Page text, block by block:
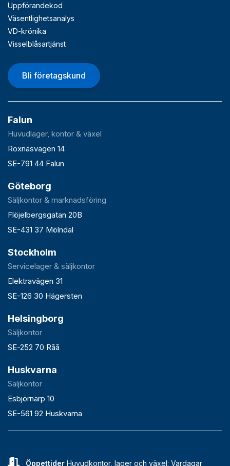
Uppförandekod
Väsentlighetsanalys
VD-krönika
Visselblåsartjänst
Bli företagskund
Falun
Huvudlager, kontor & växel
Roxnäsvägen 14
SE-791 44 Falun
Göteborg
Säljkontor & marknadsföring
Flöjelbergsgatan 20B
SE-431 37 Mölndal
Stockholm
Servicelager & säljkontor
Elektravägen 31
SE-126 30 Hägersten
Helsingborg
Säljkontor
SE-252 70 Råå
Huskvarna
Säljkontor
Esbjörnarp 10
SE-561 92 Huskvarna
ÖppettiderHuvudkontor, lager och växel: Vardagar